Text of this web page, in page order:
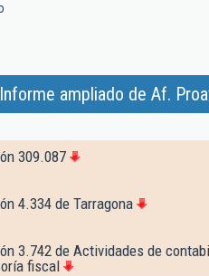
ampliado de Af.
309.087
4.334 de Tarragona
3.742 de Actividades de
fiscal